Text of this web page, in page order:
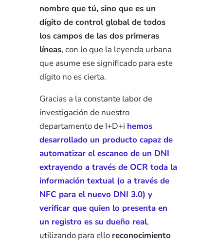
nombre que tú, sino que es un
dígito de control global de todos
los campos de las dos primeras
líneas, con lo que la leyenda urbana
que asume ese significado para este
dígito no es cierta.
Gracias a la constante labor de
investigación de nuestro
departamento de I+D+i hemos
desarrollado un producto capaz de
automatizar el escaneo de un DNI
extrayendo a través de OCR toda la
información textual (o a través de
NFC para el nuevo DNI 3.0) y
verificar que quien lo presenta en
un registro es su dueño real,
utilizando para ello reconocimiento